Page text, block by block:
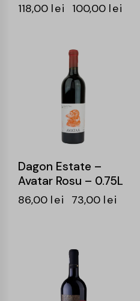
118,00 lei 100,00 lei
Dagon Estate –
Avatar Rosu – 0.75L
86,00 lei 73,00 lei